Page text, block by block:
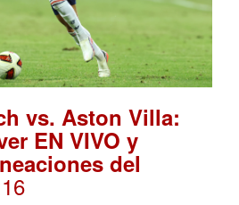
vs. Aston Villa:
EN VIVO y
del